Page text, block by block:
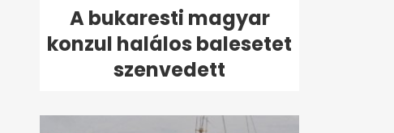
A bukaresti magyar
konzul halálos balesetet
szenvedett